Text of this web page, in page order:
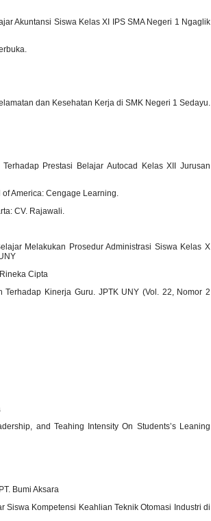
Akuntansi Siswa Kelas XI IPS SMA Negeri 1 Ngaglik
dan Kesehatan Kerja di SMK Negeri 1 Sedayu.
Prestasi Belajar Autocad Kelas XII Jurusan
America: Cengage Learning.
CV. Rajawali.
Melakukan Prosedur Administrasi Siswa Kelas X
Cipta
Kinerja Guru. JPTK UNY (Vol. 22, Nomor 2
and Teahing Intensity On Students’s Leaning
Bumi Aksara
Kompetensi Keahlian Teknik Otomasi Industri di